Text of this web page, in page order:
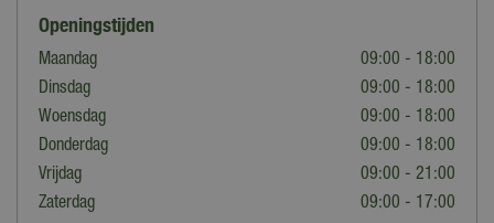
Openingstijden
Maandag
09:00 - 18:00
Dinsdag
09:00 - 18:00
Woensdag
09:00 - 18:00
Donderdag
09:00 - 18:00
Vrijdag
09:00 - 21:00
Zaterdag
09:00 - 17:00